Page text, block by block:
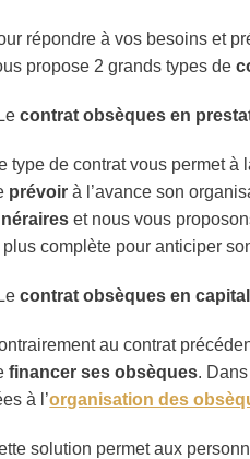
répondre à vos besoins et
propose 2 grands types de
Lecontrat obsèques en
type de contrat vous permet à
prévoir à l’avance son
et nous vous
plus complète pour anticiper
Lecontrat obsèques en capital
au contrat
financer ses obsèques.
à l’organisation des
solution permet aux